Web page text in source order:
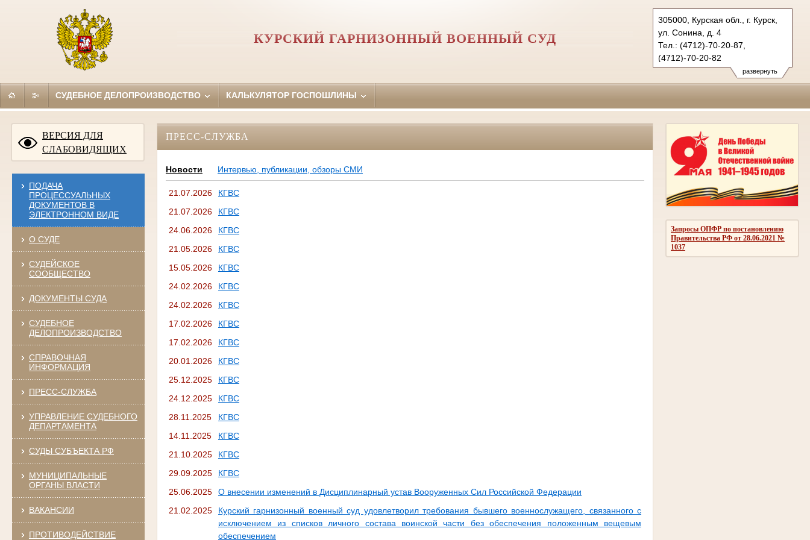
развернуть
305000, Курская обл., г. Курск,
ул. Сонина, д. 4
Тел.: (4712)-70-20-87,
(4712)-70-20-82
gvs.krs@sudrf.ru
КУРСКИЙ ГАРНИЗОННЫЙ ВОЕННЫЙ СУД
СУДЕБНОЕ ДЕЛОПРОИЗВОДСТВО КАЛЬКУЛЯТОР ГОСПОШЛИНЫ
ВЕРСИЯ ДЛЯ
СЛАБОВИДЯЩИХ
ПОДАЧА
ПРОЦЕССУАЛЬНЫХ
ДОКУМЕНТОВ В
ЭЛЕКТРОННОМ ВИДЕ
О СУДЕ
СУДЕЙСКОЕ
СООБЩЕСТВО
ДОКУМЕНТЫ СУДА
СУДЕБНОЕ
ДЕЛОПРОИЗВОДСТВО
СПРАВОЧНАЯ
ИНФОРМАЦИЯ
ПРЕСС-СЛУЖБА
УПРАВЛЕНИЕ СУДЕБНОГО
ДЕПАРТАМЕНТА
СУДЫ СУБЪЕКТА РФ
МУНИЦИПАЛЬНЫЕ
ОРГАНЫ ВЛАСТИ
ВАКАНСИИ
ПРОТИВОДЕЙСТВИЕ
Запросы ОПФР по постановлению
Правительства РФ от 28.06.2021 №
1037
ПРЕСС-СЛУЖБА
Новости Интервью, публикации, обзоры СМИ
21.07.2026
КГВС
21.07.2026
КГВС
24.06.2026
КГВС
21.05.2026
КГВС
15.05.2026
КГВС
24.02.2026
КГВС
24.02.2026
КГВС
17.02.2026
КГВС
17.02.2026
КГВС
20.01.2026
КГВС
25.12.2025
КГВС
24.12.2025
КГВС
28.11.2025
КГВС
14.11.2025
КГВС
21.10.2025
КГВС
29.09.2025
КГВС
25.06.2025
О внесении изменений в Дисциплинарный устав Вооруженных Сил Российской Федерации
21.02.2025
Курский гарнизонный военный суд удовлетворил требования бывшего военнослужащего, связанного с
исключением из списков личного состава воинской части без обеспечения положенным вещевым
обеспечением